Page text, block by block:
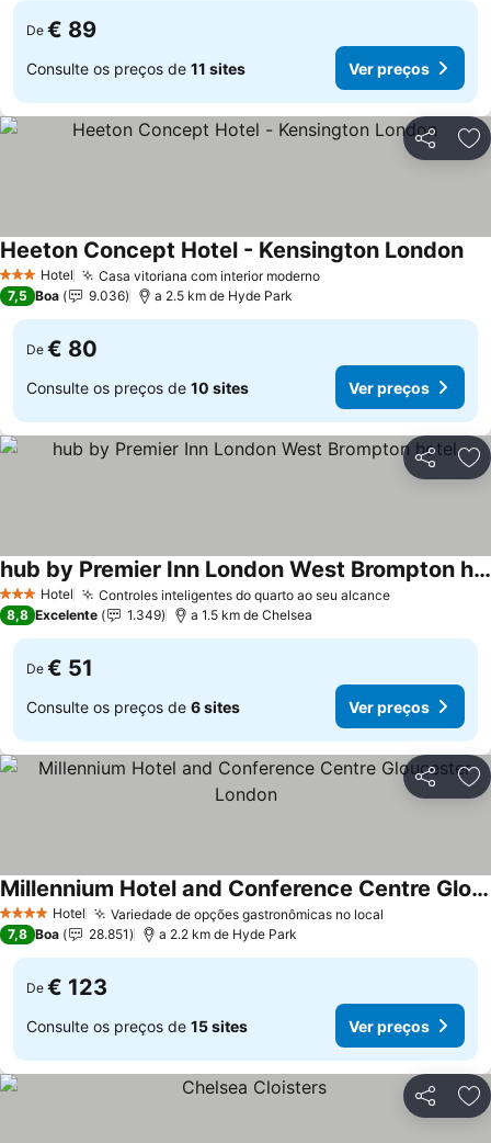
De € 89
Consulte os preços de 11 sites Ver preços
Partilhar
3 EstrelasHotel Casa vitoriana com interior moderno
Heeton Concept Hotel - Kensington London
7,5 Boa 9.036 a 2.5 km de Hyde Park
De € 80
Consulte os preços de 10 sites Ver preços
Partilhar
3 EstrelasHotel Controles inteligentes do quarto ao seu alcance
hub by Premier Inn London West Brompton hotel
8,8 Excelente 1.349 a 1.5 km de Chelsea
De € 51
Consulte os preços de 6 sites Ver preços
Partilhar
4 EstrelasHotel Variedade de opções gastronômicas no local
Millennium Hotel and Conference Centre Gloucester London
7,8 Boa 28.851 a 2.2 km de Hyde Park
De € 123
Consulte os preços de 15 sites Ver preços
Partilhar